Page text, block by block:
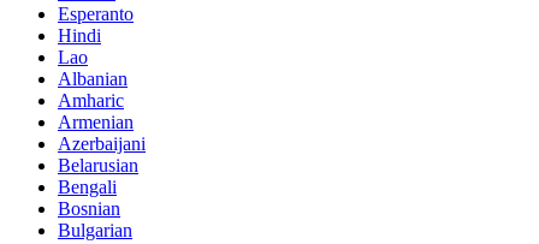
Esperanto
Hindi
Lao
Albanian
Amharic
Armenian
Azerbaijani
Belarusian
Bengali
Bosnian
Bulgarian